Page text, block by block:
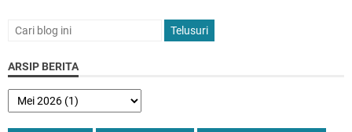
ARSIP BERITA